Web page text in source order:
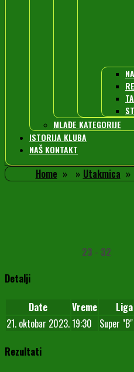
MLAĐE KATEGORIJE
ISTORIJA KLUBA
NAŠ KONTAKT
Home Utakmica
23 - 32
Detalji
Date Vreme Liga
21. oktobar 2023.19:30 Super
Rezultati